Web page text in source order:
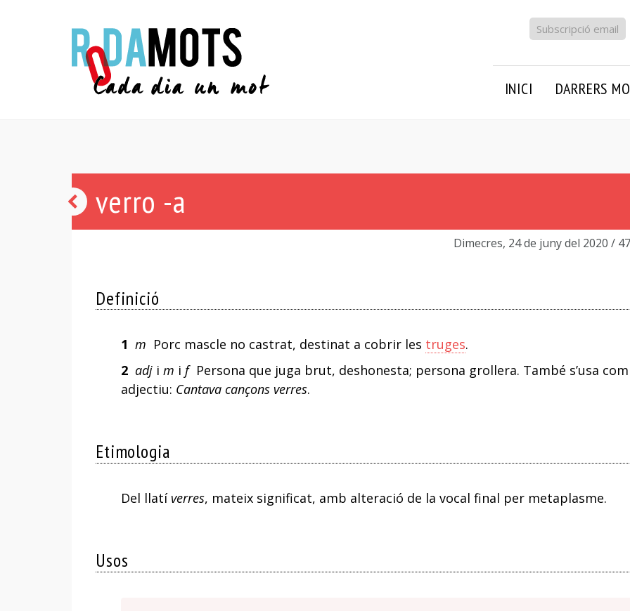
Subscripció email
INICI DARRERS
verro -a
Dimecres, 24 de juny del 2020 /
Definició
1 m Porc mascle no castrat, destinat a cobrir les truges.
2 adji m i fPersona que juga brut, deshonesta; persona grollera. També s’usa
adjectiu: Cantava cançons verres.
Etimologia
Del llatí verres, mateix significat, amb alteració de la vocal final per metaplasme.
Usos
embolic